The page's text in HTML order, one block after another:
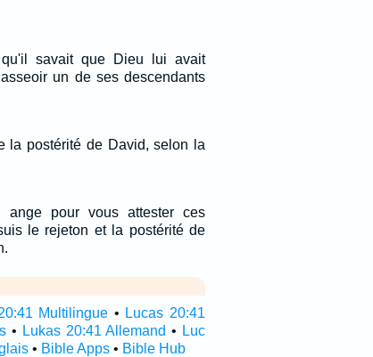
savait que Dieu lui avait
un de ses descendants
la postérité de David, selon la
ange pour vous attester ces
le rejeton et la postérité de
Multilingue • Lucas 20:41
• Lukas 20:41 Allemand • Luc
• Bible Apps• Bible Hub